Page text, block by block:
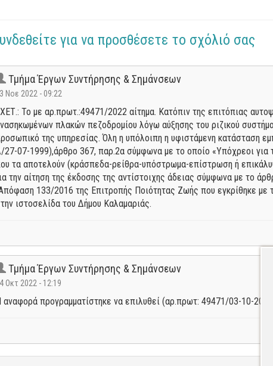
για να προσθέσετε το σχόλιό σας
Τμήμα Έργων Συντήρησης & Σημάνσεων
Νοε 2022 - 09:22
Το με αρ.πρωτ.:49471/2022 αίτημα. Κατόπιν της επιτόπιας
πλακών πεζοδρομίου λόγω αύξησης του ριζικού
της υπηρεσίας. Όλη η υπόλοιπη η υφιστάμενη κατάσταση
27-07-1999),άρθρο 367, παρ.2α σύμφωνα με το οποίο «Υπόχρεοι για
τα αποτελούν (κράσπεδα-ρείθρα-υπόστρωμα-επίστρωση ή
την αίτηση της έκδοσης της αντίστοιχης άδειας σύμφωνα με το
133/2016 της Επιτροπής Ποιότητας Ζωής που εγκρίθηκε με
ιστοσελίδα του Δήμου Καλαμαριάς.
Τμήμα Έργων Συντήρησης & Σημάνσεων
Οκτ 2022 - 12:19
αναφορά προγραμματίστηκε να επιλυθεί (αρ.πρωτ: 49471/03-10-2022).